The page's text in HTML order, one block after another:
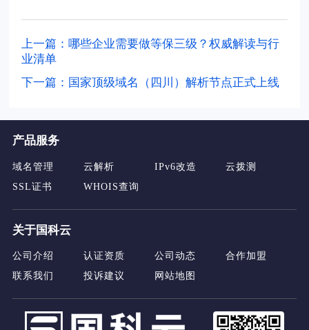
上一篇：哪些企业需要做等保三级？权威解读与行
业清单
下一篇：国家顶级域名（四川）解析节点正式上线
产品服务
域名管理 云解析 IPv6改造
云拨测
SSL证书
WHOIS查询
关于国科云
公司介绍 认证资质 公司动态
合作加盟
联系我们
投诉建议 网站地图